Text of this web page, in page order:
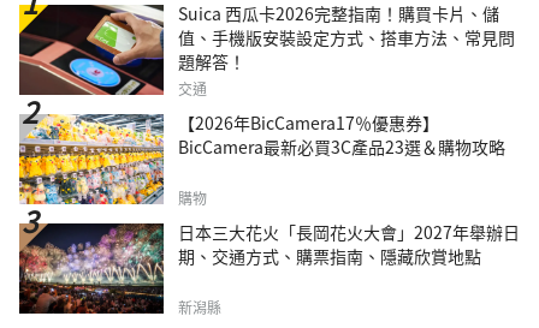
Suica 西瓜卡2026完整指南！購買卡片、儲
值、手機版安裝設定方式、搭車方法、常見問
題解答！
交通
【2026年BicCamera17％優惠券】
BicCamera最新必買3C產品23選＆購物攻略
購物
日本三大花火「長岡花火大會」2027年舉辦日
期、交通方式、購票指南、隱藏欣賞地點
新潟縣